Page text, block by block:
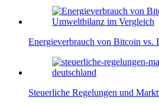
Energieverbrauch von Bitcoin vs.
Steuerliche Regelungen und